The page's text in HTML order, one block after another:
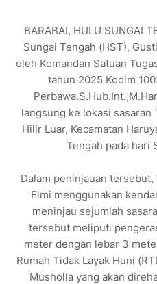
BARABAI, HULU SUNGAI
Sungai Tengah (HST),
oleh Komandan Satuan
tahun 2025 Kodim
langsung ke lokasi sasaran
Hilir Luar, Kecamatan
Tengah pada hari
Dalam peninjauan
Elmi menggunakan
meninjau sejumlah
tersebut meliputi
meter dengan lebar 3
Rumah Tidak Layak Huni
Musholla yang akan